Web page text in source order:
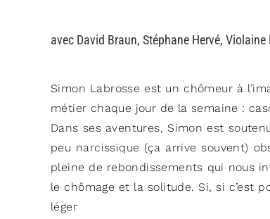
avec David Braun, Stéphane Hervé, Violaine
Simon Labrosse est un chômeur à
métier chaque jour de la semaine :
Dans ses aventures, Simon est
peu narcissique (ça arrive souvent)
pleine de rebondissements qui nous
le chômage et la solitude. Si, si c’est
léger